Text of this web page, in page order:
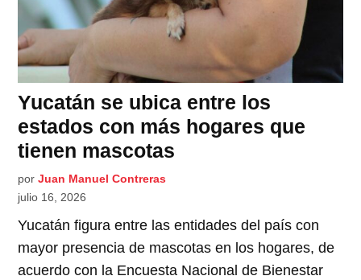
Yucatán se ubica entre los
estados con más hogares que
tienen mascotas
por Juan Manuel Contreras
julio 16, 2026
Yucatán figura entre las entidades del país con
mayor presencia de mascotas en los hogares, de
acuerdo con la Encuesta Nacional de Bienestar